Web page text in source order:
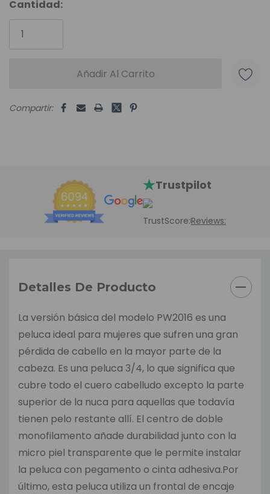
disponibles:
Cantidad:
Compartir:
Trustpilot
TrustScore:Reviews:
Detalles De Producto
La versión básica del modelo PW2016 es una
peluca ideal para mujeres que sufren una gran
pérdida de cabello en la mayor parte de la
cabeza. Es una peluca 3/4, lo que significa que
cubre todo el cuero cabelludo excepto la parte
superior de la nuca para aquellas que todavía
tienen pelo restante allí. El centro de doble
monofilamento añade durabilidad junto con la
micro piel transparente que le permite instalar
la peluca con pegamento o cinta adhesiva.Por
último, esta peluca utiliza un frontal de encaje